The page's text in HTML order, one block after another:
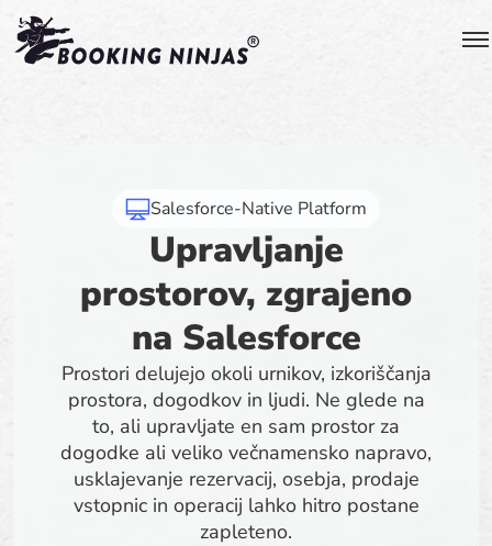
Salesforce-Native Platform
Upravljanje
prostorov, zgrajeno
na Salesforce
Prostori delujejo okoli urnikov, izkoriščanja
prostora, dogodkov in ljudi. Ne glede na
to, ali upravljate en sam prostor za
dogodke ali veliko večnamensko napravo,
usklajevanje rezervacij, osebja, prodaje
vstopnic in operacij lahko hitro postane
zapleteno.